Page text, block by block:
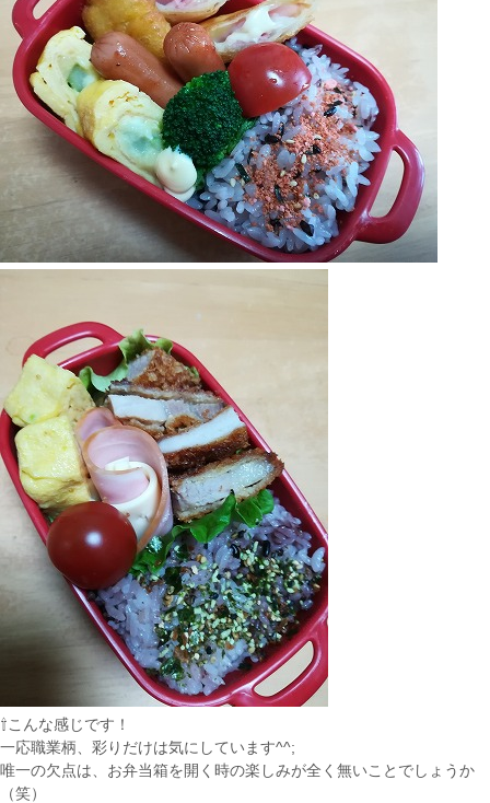
⇧こんな感じです！
一応職業柄、彩りだけは気にしています^^;
唯一の欠点は、お弁当箱を開く時の楽しみが全く無いことでしょうか
（笑）